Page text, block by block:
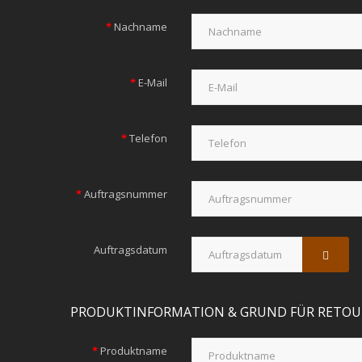
Nachname
E-Mail
Telefon
Auftragsnummer
Auftragsdatum
PRODUKTINFORMATION & GRUND FÜR
Produktname